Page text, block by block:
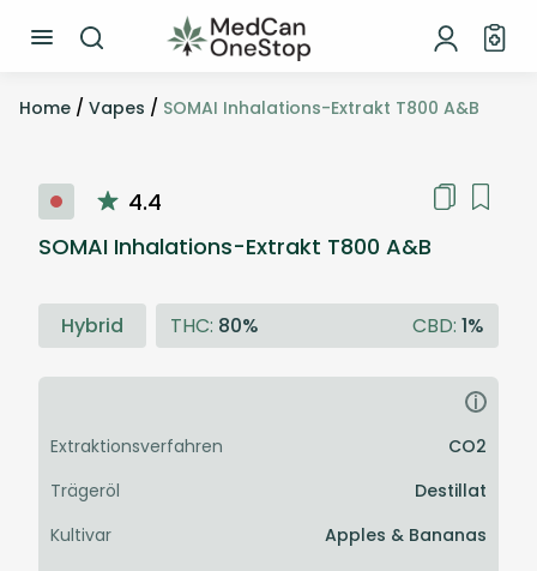
Home / Vapes / SOMAI Inhalations-Extrakt T800 A&B
4.4
SOMAI Inhalations-Extrakt T800 A&B
Hybrid THC: 80% CBD: 1%
i
Extraktionsverfahren
CO2
Trägeröl
Destillat
Kultivar
Apples & Bananas